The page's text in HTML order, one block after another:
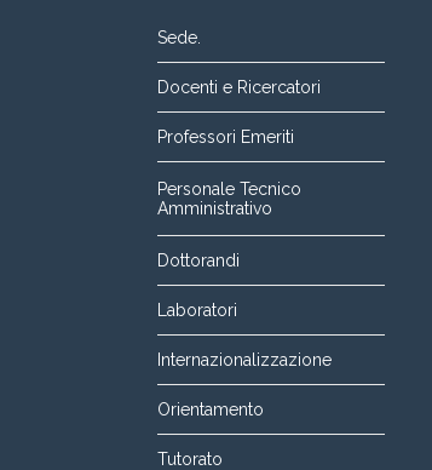
Sede.
Docenti e Ricercatori
Professori Emeriti
Personale Tecnico
Amministrativo
Dottorandi
Laboratori
Internazionalizzazione
Orientamento
Tutorato